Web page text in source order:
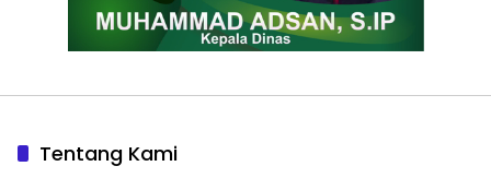
Tentang Kami